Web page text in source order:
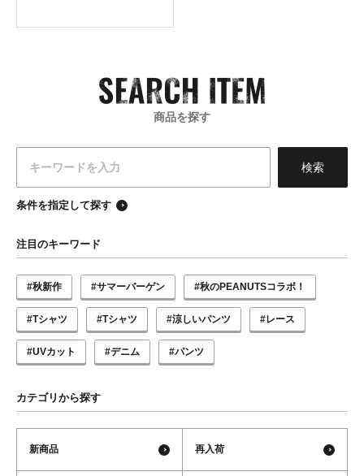
商品を探す
条件を指定して探す
注目のキーワード
#秋新作 #サマーバーゲン #秋のPEANUTSコラボ！
#Tシャツ #Tシャツ #涼しいパンツ #レース
#UVカット #デニム #パンツ
カテゴリから探す
新商品 再入荷